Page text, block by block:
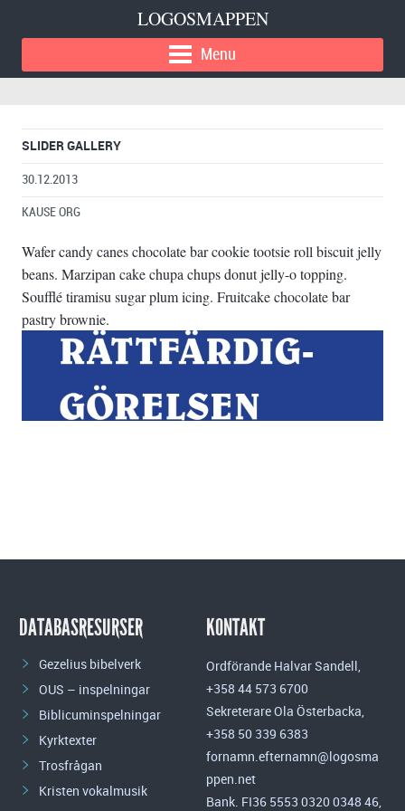
LOGOSMAPPEN
Menu
SLIDER GALLERY
30.12.2013
KAUSE ORG
Wafer candy canes chocolate bar cookie tootsie roll biscuit jelly
beans. Marzipan cake chupa chups donut jelly-o topping.
Soufflé tiramisu sugar plum icing. Fruitcake chocolate bar
pastry brownie.
DATABASRESURSER
Gezelius bibelverk
OUS – inspelningar
Biblicuminspelningar
Kyrktexter
Trosfrågan
Kristen vokalmusik
KONTAKT
Ordförande Halvar Sandell,
+358 44 573 6700
Sekreterare Ola Österbacka,
+358 50 339 6383
fornamn.efternamn@logosma
ppen.net
Bank. FI36 5553 0320 0348 46,